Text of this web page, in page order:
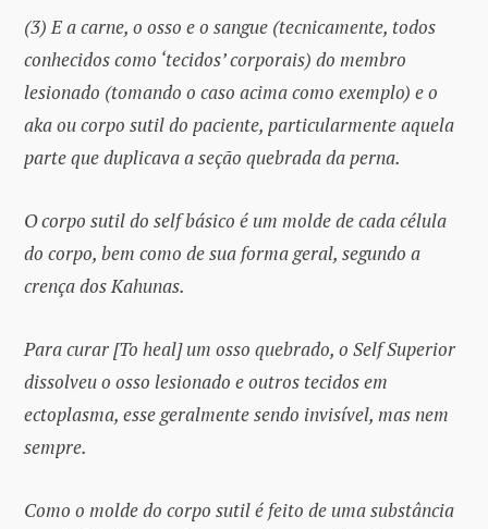
(3) E a carne, o osso e o sangue (tecnicamente, todos
conhecidos como ‘tecidos’ corporais) do membro
lesionado (tomando o caso acima como exemplo) e o
aka ou corpo sutil do paciente, particularmente aquela
parte que duplicava a seção quebrada da perna.
O corpo sutil do self básico é um molde de cada célula
do corpo, bem como de sua forma geral, segundo a
crença dos Kahunas.
Para curar [To heal] um osso quebrado, o Self Superior
dissolveu o osso lesionado e outros tecidos em
ectoplasma, esse geralmente sendo invisível, mas nem
sempre.
Como o molde do corpo sutil é feito de uma substância